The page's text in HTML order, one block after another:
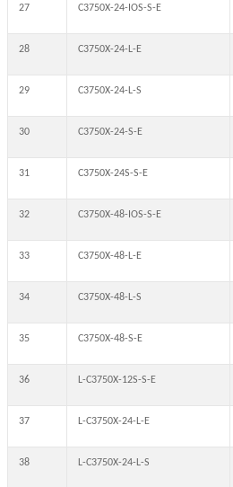
27 C3750X-24-IOS-S-E
28 C3750X-24-L-E
29 C3750X-24-L-S
30 C3750X-24-S-E
31 C3750X-24S-S-E
32 C3750X-48-IOS-S-E
33 C3750X-48-L-E
34 C3750X-48-L-S
35 C3750X-48-S-E
36 L-C3750X-12S-S-E
37 L-C3750X-24-L-E
38 L-C3750X-24-L-S